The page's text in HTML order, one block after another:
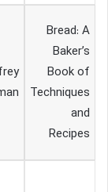
Bread: A
Baker’s
Book of
Techniques
and
Recipes